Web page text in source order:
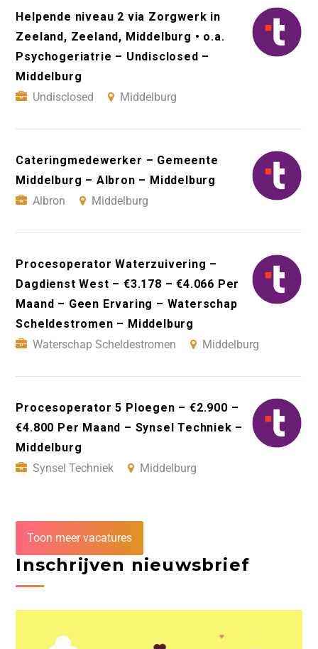
Helpende niveau 2 via Zorgwerk in
Zeeland, Zeeland, Middelburg • o.a.
Psychogeriatrie – Undisclosed –
Middelburg
Undisclosed
Middelburg
Cateringmedewerker – Gemeente
Middelburg – Albron – Middelburg
Albron
Middelburg
Procesoperator Waterzuivering –
Dagdienst West – €3.178 – €4.066 Per
Maand – Geen Ervaring – Waterschap
Scheldestromen – Middelburg
Waterschap Scheldestromen
Middelburg
Procesoperator 5 Ploegen – €2.900 –
€4.800 Per Maand – Synsel Techniek –
Middelburg
Synsel Techniek
Middelburg
Toon meer vacatures
Inschrijven nieuwsbrief